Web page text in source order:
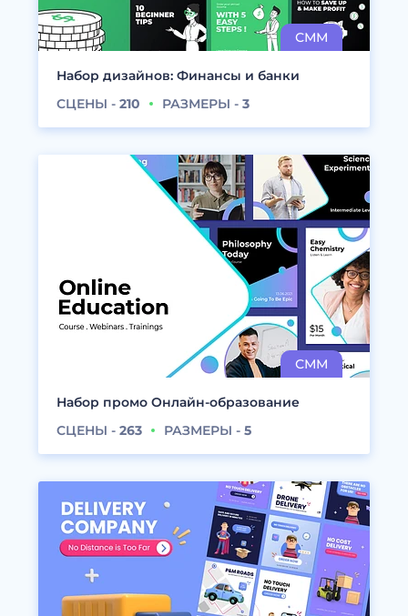
Набор дизайнов: Финансы и банки
СЦЕНЫ - 210 РАЗМЕРЫ - 3
Набор промо Онлайн-образование
СЦЕНЫ - 263 РАЗМЕРЫ - 5